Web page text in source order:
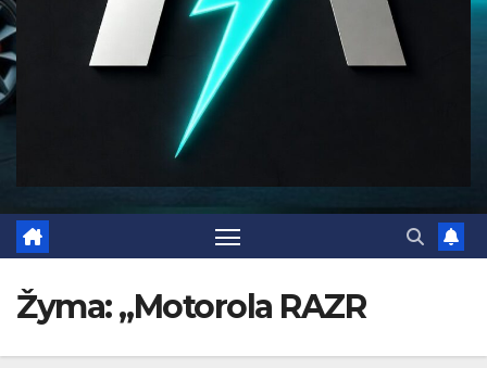
Žyma:„Motorola RAZR